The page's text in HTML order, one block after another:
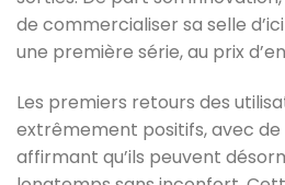
de commercialiser sa selle
une première série, au prix
Les premiers retours des
extrêmement positifs, avec
affirmant qu’ils peuvent